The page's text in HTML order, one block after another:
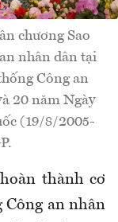
chương Sao
nhân dân tại
Công an
20 năm Ngày
(19/8/2005-
thành cơ
Công an nhân